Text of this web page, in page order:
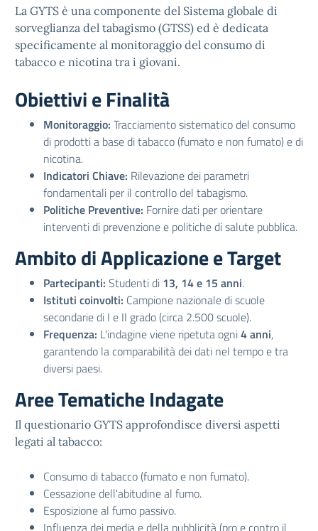
La GYTS è una componente del Sistema globale di
sorveglianza del tabagismo (GTSS) ed è dedicata
specificamente al monitoraggio del consumo di
tabacco e nicotina tra i giovani.
Obiettivi e Finalità
Monitoraggio: Tracciamento sistematico del consumo
di prodotti a base di tabacco (fumato e non fumato) e di
nicotina.
Indicatori Chiave: Rilevazione dei parametri
fondamentali per il controllo del tabagismo.
Politiche Preventive: Fornire dati per orientare
interventi di prevenzione e politiche di salute pubblica.
Ambito di Applicazione e Target
Partecipanti: Studenti di 13, 14 e 15 anni.
Istituti coinvolti: Campione nazionale di scuole
secondarie di I e II grado (circa 2.500 scuole).
Frequenza: L'indagine viene ripetuta ogni4 anni,
garantendo la comparabilità dei dati nel tempo e tra
diversi paesi.
Aree Tematiche Indagate
Il questionario GYTS approfondisce diversi aspetti
legati al tabacco:
Consumo di tabacco (fumato e non fumato).
Cessazione dell'abitudine al fumo.
Esposizione al fumo passivo.
Influenza dei media e della pubblicità (pro e contro il